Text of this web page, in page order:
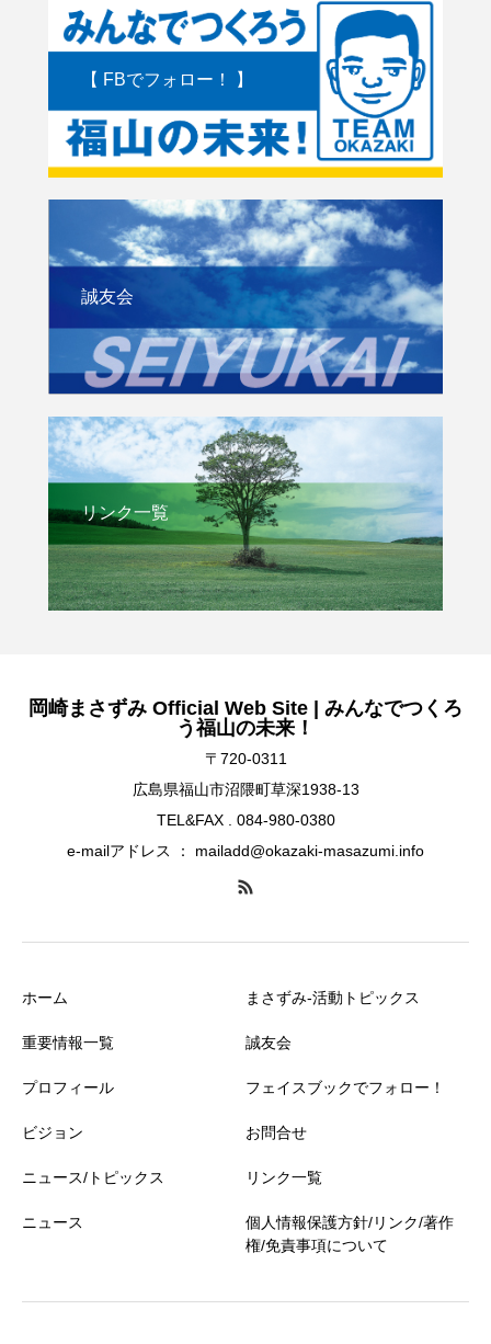
【 FBでフォロー！ 】
誠友会
リンク一覧
岡崎まさずみ Official Web Site | みんなでつくろ
う福山の未来！
〒720-0311
広島県福山市沼隈町草深1938-13
TEL&FAX . 084-980-0380
e-mailアドレス ： mailadd@okazaki-masazumi.info
ホーム
重要情報一覧
プロフィール
ビジョン
ニュース/トピックス
ニュース
まさずみ-活動トピックス
誠友会
フェイスブックでフォロー！
お問合せ
リンク一覧
個人情報保護方針/リンク/著作
権/免責事項について